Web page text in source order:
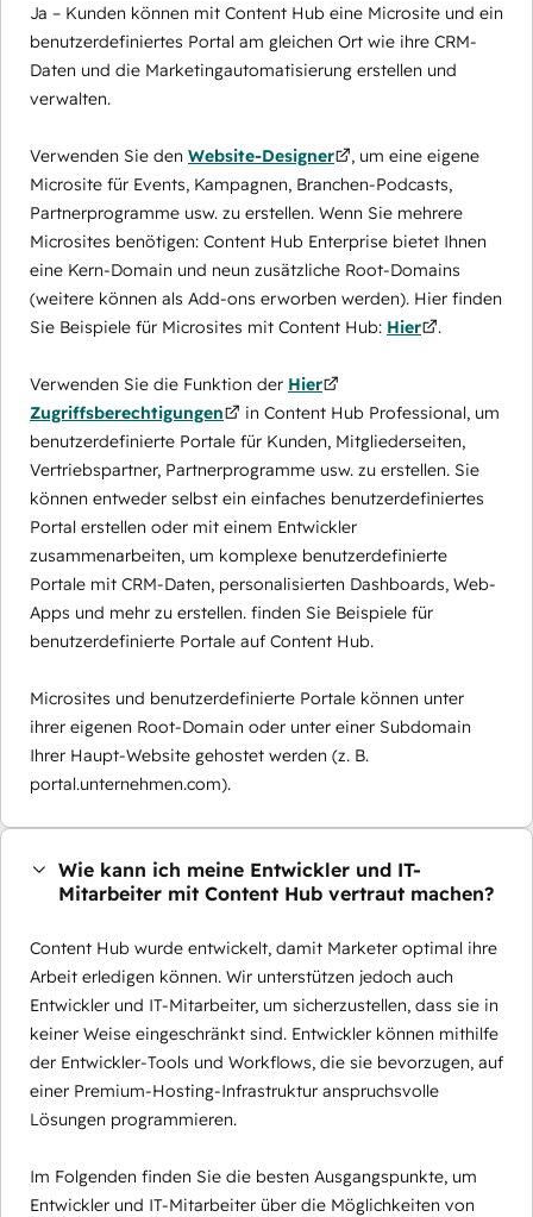
Ja – Kunden können mit Content Hub eine Microsite und ein
benutzerdefiniertes Portal am gleichen Ort wie ihre CRM-
Daten und die Marketingautomatisierung erstellen und
verwalten.
Verwenden Sie den Website-Designer
, um eine eigene
Microsite für Events, Kampagnen, Branchen-Podcasts,
Partnerprogramme usw. zu erstellen. Wenn Sie mehrere
Microsites benötigen: Content Hub Enterprise bietet Ihnen
eine Kern-Domain und neun zusätzliche Root-Domains
(weitere können als Add-ons erworben werden). Hier finden
Sie Beispiele für Microsites mit Content Hub: Hier .
Verwenden Sie die Funktion der Hier
Zugriffsberechtigungen
in Content Hub Professional, um
benutzerdefinierte Portale für Kunden, Mitgliederseiten,
Vertriebspartner, Partnerprogramme usw. zu erstellen. Sie
können entweder selbst ein einfaches benutzerdefiniertes
Portal erstellen oder mit einem Entwickler
zusammenarbeiten, um komplexe benutzerdefinierte
Portale mit CRM-Daten, personalisierten Dashboards, Web-
Apps und mehr zu erstellen. finden Sie Beispiele für
benutzerdefinierte Portale auf Content Hub.
Microsites und benutzerdefinierte Portale können unter
ihrer eigenen Root-Domain oder unter einer Subdomain
Ihrer Haupt-Website gehostet werden (z. B.
portal.unternehmen.com).
Wie kann ich meine Entwickler und IT-
Mitarbeiter mit Content Hub vertraut machen?
Content Hub wurde entwickelt, damit Marketer optimal ihre
Arbeit erledigen können. Wir unterstützen jedoch auch
Entwickler und IT-Mitarbeiter, um sicherzustellen, dass sie in
keiner Weise eingeschränkt sind. Entwickler können mithilfe
der Entwickler-Tools und Workflows, die sie bevorzugen, auf
einer Premium-Hosting-Infrastruktur anspruchsvolle
Lösungen programmieren.
Im Folgenden finden Sie die besten Ausgangspunkte, um
Entwickler und IT-Mitarbeiter über die Möglichkeiten von